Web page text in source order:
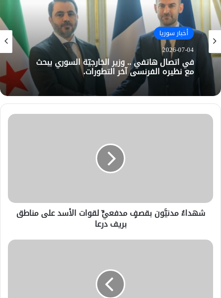
أخبار سوريا
2026-07-04
في اتصال هاتفي .. وزير الخارجيّة السوري يبحث
مع نظيره الفرنسي آخر التطورات.
شهداءُ مدنيَّون بقصفٍ مدفعيٍّ لقوات الأسد على مناطق
بريف درعا